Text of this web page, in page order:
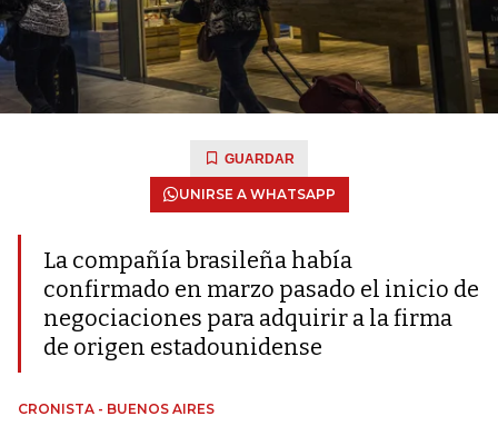
GUARDAR
UNIRSE A WHATSAPP
La compañía brasileña había
confirmado en marzo pasado el inicio de
negociaciones para adquirir a la firma
de origen estadounidense
CRONISTA - BUENOS AIRES